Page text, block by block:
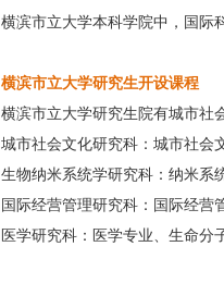
横滨市立大学本科学院中，国际
横滨市立大学研究生开设课程
横滨市立大学研究生院有城市社
城市社会文化研究科：城市社会
生物纳米系统学研究科：纳米系
国际经营管理研究科：国际经营
医学研究科：医学专业、生命分